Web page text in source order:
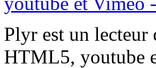
Plyr est un lecteur
HTML5, youtube